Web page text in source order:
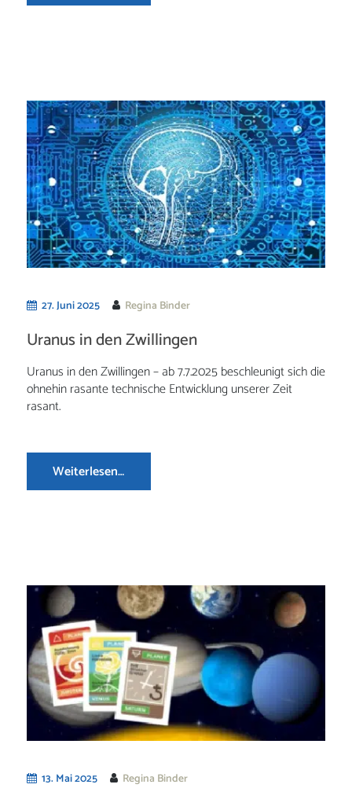
27. Juni 2025 Regina Binder
Uranus in den Zwillingen
Uranus in den Zwillingen – ab 7.7.2025 beschleunigt sich die
ohnehin rasante technische Entwicklung unserer Zeit
rasant.
Weiterlesen…
13. Mai 2025 Regina Binder